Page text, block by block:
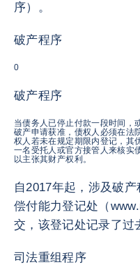
序）。
破产程序
0
破产程序
当债务人已停止付款一段时间，
破产申请获准，债权人必须在法
权人若未在规定期限内登记，其
一名受托人或官方接管人来核实
以主张其财产权利。
自2017年起，涉及破
偿付能力登记处（
交，该登记处记录了过
司法重组程序